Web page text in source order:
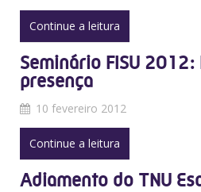
Continue a leitura
Seminário FISU
presença
10 fevereiro 2012
Continue a leitura
Adiamento do TNU